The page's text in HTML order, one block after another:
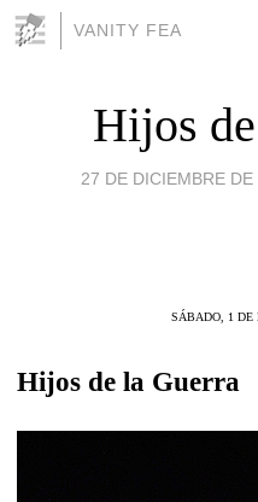
VANITY FEA
Hijos
27 DE DICIEMBRE
SÁBADO, 1 DE
Hijos de la Guerra